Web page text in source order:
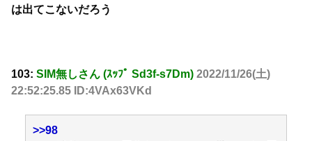
は出てこないだろう
103: SIM無しさん (ｽｯﾌﾟ Sd3f-s7Dm) 2022/11/26(土)
22:52:25.85 ID:4VAx63VKd
>>98